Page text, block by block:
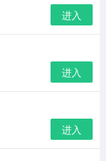
进入
进入
进入